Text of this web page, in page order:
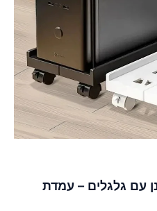
עם גלגלים – עמדת